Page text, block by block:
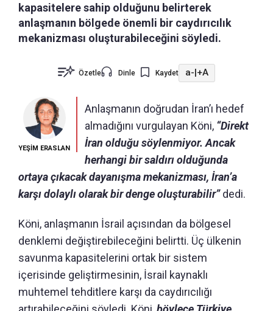
kapasitelere sahip olduğunu belirterek
anlaşmanın bölgede önemli bir caydırıcılık
mekanizması oluşturabileceğini söyledi.
Özetle Dinle Kaydet a-|+A
YEŞİM ERASLAN
Anlaşmanın doğrudan İran’ı hedef
almadığını vurgulayan Köni, “Direkt
İran olduğu söylenmiyor. Ancak
herhangi bir saldırı olduğunda
ortaya çıkacak dayanışma mekanizması, İran’a
karşı dolaylı olarak bir denge oluşturabilir”dedi.
Köni, anlaşmanın İsrail açısından da bölgesel
denklemi değiştirebileceğini belirtti. Üç ülkenin
savunma kapasitelerini ortak bir sistem
içerisinde geliştirmesinin, İsrail kaynaklı
muhtemel tehditlere karşı da caydırıcılığı